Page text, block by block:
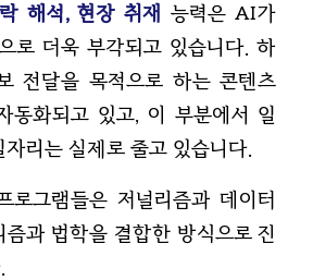
해석, 현장 취재 능력은 AI가
로 더욱 부각되고 있습니다. 하
전달을 목적으로 하는 콘텐츠
동화되고 있고, 이 부분에서 일
리는 실제로 줄고 있습니다.
로그램들은 저널리즘과 데이터
즘과 법학을 결합한 방식으로 진